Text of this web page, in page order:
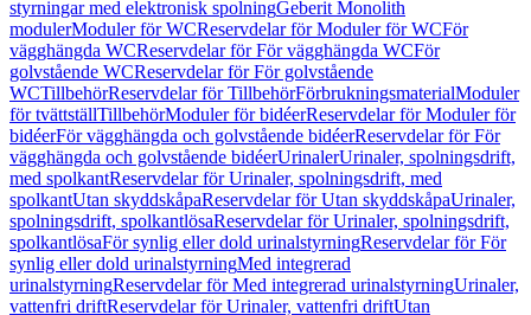
styrningar med elektronisk spolningGeberit Monolith
modulerModuler för WCReservdelar för Moduler för WCFör
vägghängda WCReservdelar för För vägghängda WCFör
golvstående WCReservdelar för För golvstående
WCTillbehörReservdelar för TillbehörFörbrukningsmaterialModuler
för tvättställTillbehörModuler för bidéerReservdelar för Moduler för
bidéerFör vägghängda och golvstående bidéerReservdelar för För
vägghängda och golvstående bidéerUrinalerUrinaler, spolningsdrift,
med spolkantReservdelar för Urinaler, spolningsdrift, med
spolkantUtan skyddskåpaReservdelar för Utan skyddskåpaUrinaler,
spolningsdrift, spolkantlösaReservdelar för Urinaler, spolningsdrift,
spolkantlösaFör synlig eller dold urinalstyrningReservdelar för För
synlig eller dold urinalstyrningMed integrerad
urinalstyrningReservdelar för Med integrerad urinalstyrningUrinaler,
vattenfri driftReservdelar för Urinaler, vattenfri driftUtan